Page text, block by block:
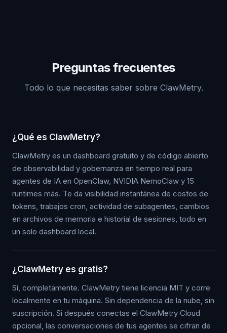
Preguntas frecuentes
Todo lo que necesitas saber sobre ClawMetry.
¿Qué es ClawMetry?
ClawMetry es un dashboard gratuito y de código abierto
de observabilidad y gobernanza en tiempo real para
agentes de IA en OpenClaw, NVIDIA NemoClaw y 15
runtimes más. Te da visibilidad instantánea de costos de
tokens, trabajos cron, actividad de subagentes, cambios
en archivos de memoria e historial de sesiones, todo en
un solo dashboard local.
¿ClawMetry es gratis?
Sí, completamente. ClawMetry tiene licencia MIT y corre
localmente en tu máquina. Sin dependencia de la nube, sin
suscripción. Si después conectas el ClawMetry Cloud
opcional, las conversaciones de tus agentes se cifran de